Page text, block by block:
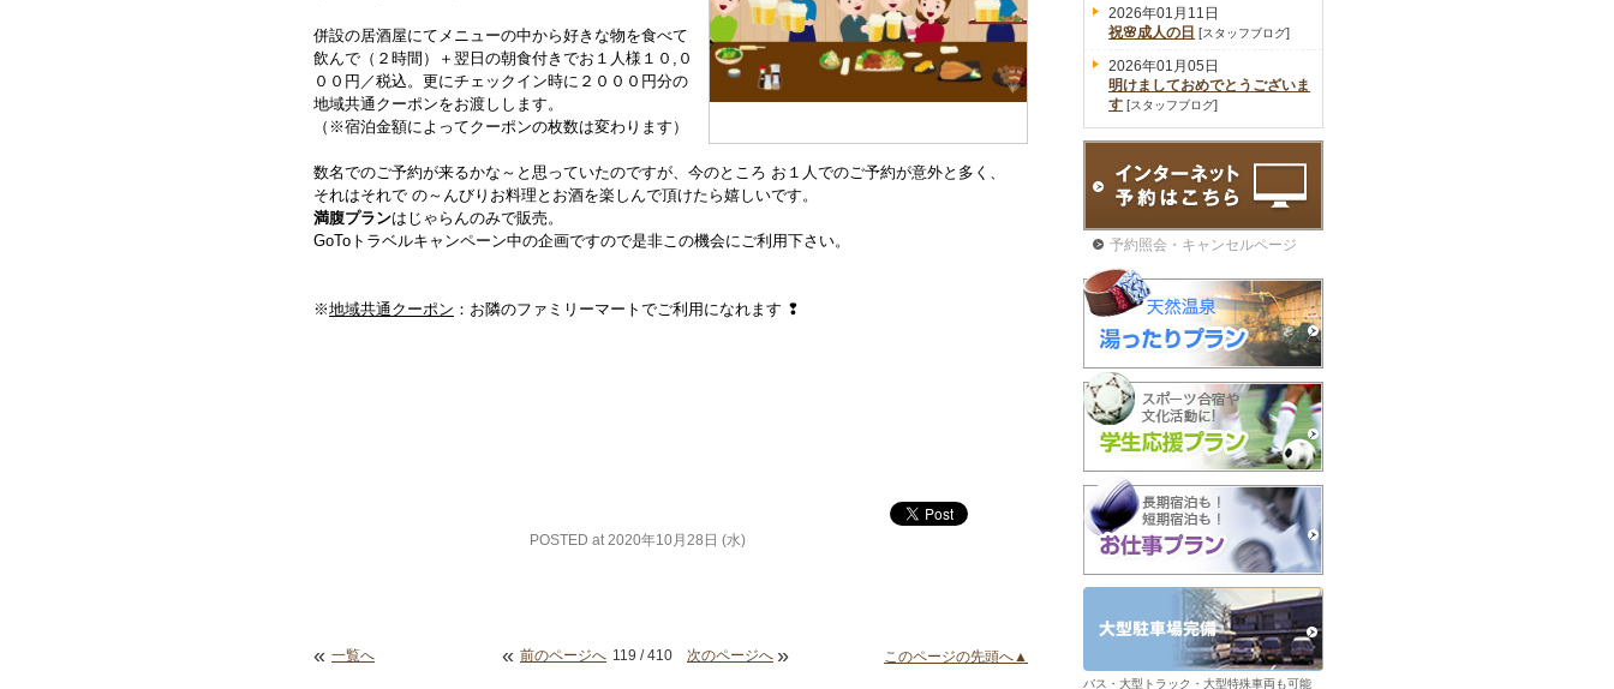
併設の居酒屋にてメニューの中から好きな物を食べて
飲んで（２時間）＋翌日の朝食付きでお１人様１０,０
００円／税込。更にチェックイン時に２０００円分の
地域共通クーポンをお渡しします。
（※宿泊金額によってクーポンの枚数は変わります）
数名でのご予約が来るかな～と思っていたのですが、今のところ お１人でのご予約が意外と多く、
それはそれで の～んびりお料理とお酒を楽しんで頂けたら嬉しいです。
満腹プランはじゃらんのみで販売。
GoToトラベルキャンペーン中の企画ですので是非この機会にご利用下さい。
※地域共通クーポン ：お隣のファミリーマートでご利用になれます ❢
POSTED at 2020年10月28日 (水)
« 一覧へ « 前のページへ 119 / 410 次のページへ » このページの先頭へ▲
2026年01月11日
祝🌸成人の日 [スタッフブログ]
2026年01月05日
明けましておめでとうございま
す [スタッフブログ]
予約照会・キャンセルページ
バス・大型トラック・大型特殊車両も可能